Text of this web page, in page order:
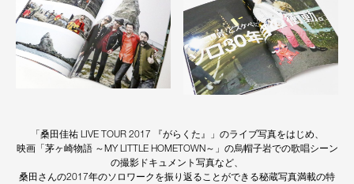
「桑田佳祐 LIVE TOUR 2017 『がらくた』」のライブ写真をはじめ、
映画「茅ヶ崎物語 ～MY LITTLE HOMETOWN～」の烏帽子岩での歌唱シーン
の撮影ドキュメント写真など、
桑田さんの2017年のソロワークを振り返ることができる秘蔵写真満載の特